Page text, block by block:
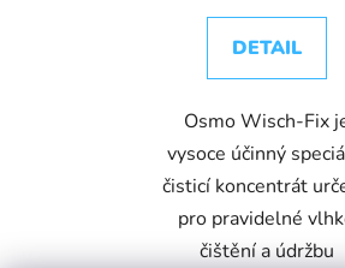
DETAIL
Osmo Wisch-Fix
vysoce účinný
čisticí koncentrát
pro pravidelné
čištění a údržbu